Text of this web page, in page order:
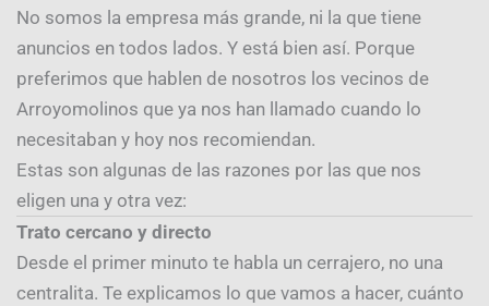
No somos la empresa más grande, ni la que tiene
anuncios en todos lados. Y está bien así. Porque
preferimos que hablen de nosotros los vecinos de
Arroyomolinos que ya nos han llamado cuando lo
necesitaban y hoy nos recomiendan.
Estas son algunas de las razones por las que nos
eligen una y otra vez:
Trato cercano y directo
Desde el primer minuto te habla un cerrajero, no una
centralita. Te explicamos lo que vamos a hacer, cuánto